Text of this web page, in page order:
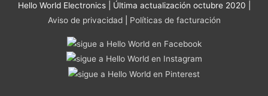
de
producto
Hello World Electronics| Última actualización octubre 2020 |
Aviso de privacidad| Políticas de facturación